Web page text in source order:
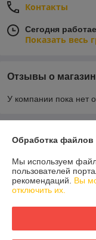
Контакты
Сегодня
Показать весь
Отзывы о
У компании пока нет
Контакты
Доставка и оплата
Обработка файлов
Мы используем
пользователей
рекомендаций. Вы
отключить их.